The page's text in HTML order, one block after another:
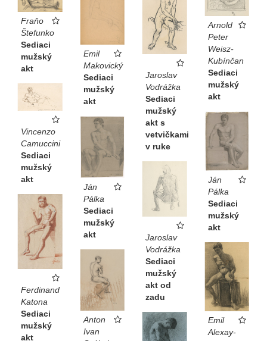
Fraňo
Štefunko
Sediaci
mužský
akt
Emil
Makovický
Sediaci
mužský
akt
Jaroslav
Vodrážka
Sediaci
mužský
akt s
vetvičkami
v ruke
Arnold
Peter
Weisz-
Kubínčan
Sediaci
mužský
akt
Vincenzo
Camuccini
Sediaci
mužský
akt
Ján
Pálka
Sediaci
mužský
akt
Ján
Pálka
Sediaci
mužský
akt
Jaroslav
Vodrážka
Sediaci
mužský
akt od
zadu
Ferdinand
Katona
Sediaci
mužský
akt
Emil
Alexay-
Anton
Ivan